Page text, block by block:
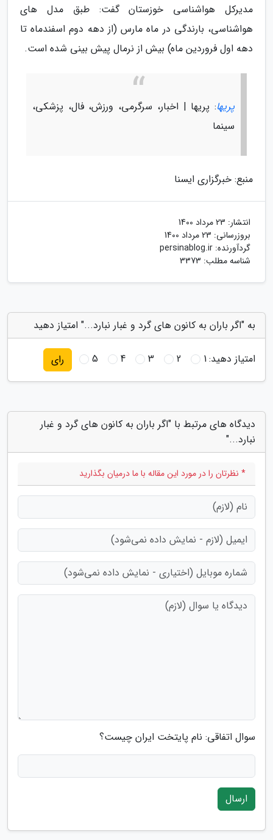
مدیرکل هواشناسی خوزستان گفت: طبق مدل های
هواشناسی، بارندگی در ماه مارس (از دهه دوم اسفندماه تا
دهه اول فروردین ماه) بیش از نرمال پیش بینی شده است.
پریها: پریها | اخبار، سرگرمی، ورزش، فال، پزشکی،
سینما
منبع: خبرگزاری ایسنا
انتشار: 23 مرداد 1400
بروزرسانی: 23 مرداد 1400
گردآورنده: persinablog.ir
شناسه مطلب: 3373
به "اگر باران به کانون های گرد و غبار نبارد..." امتیاز دهید
امتیاز دهید:1
2
3
4
5 رای
دیدگاه های مرتبط با "اگر باران به کانون های گرد و غبار
نبارد..."
* نظرتان را در مورد این مقاله با ما درمیان بگذارید
سوال اتفاقی: نام پایتخت ایران چیست؟
ارسال